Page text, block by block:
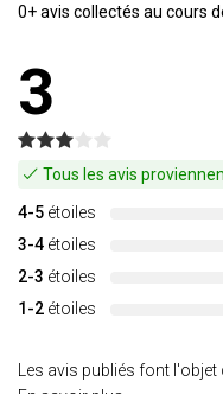
0+ avis collectés au cours
3
Tous les avis
4-5 étoiles
3-4 étoiles
2-3 étoiles
1-2 étoiles
Les avis publiés font